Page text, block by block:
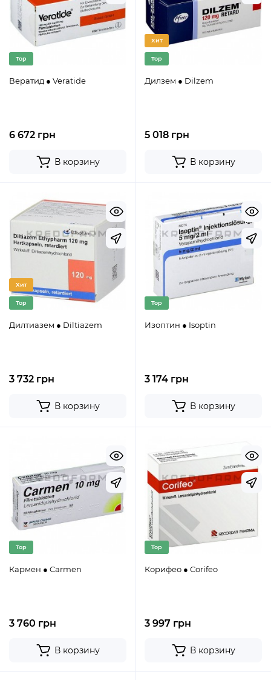
Top
Вератид ● Veratide
6 672 грн
В корзину
Хит
Top
Дилзем ● Dilzem
5 018 грн
В корзину
Хит
Top
Дилтиазем ● Diltiazem
3 732 грн
В корзину
Top
Изоптин ● Isoptin
3 174 грн
В корзину
Top
Кармен ● Carmen
3 760 грн
В корзину
Top
Корифео ● Corifeo
3 997 грн
В корзину